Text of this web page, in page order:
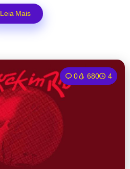
Leia Mais
0 680 4